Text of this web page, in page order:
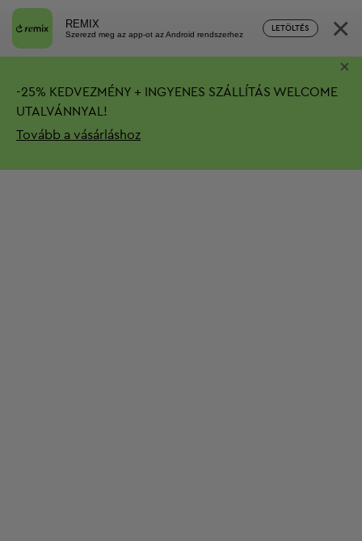
REMIX
Szerezd meg az app-ot az Android rendszerhez
LETÖLTÉS ×
-25% KEDVEZMÉNY + INGYENES SZÁLLÍTÁS WELCOME
UTALVÁNNYAL!
Tovább a vásárláshoz
×